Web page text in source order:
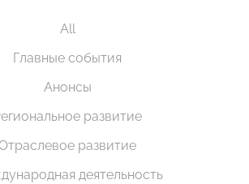
All
Главные события
Анонсы
развитие
развитие
деятельность